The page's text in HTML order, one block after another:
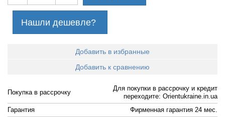
Нашли дешевле?
Добавить в избранные
Добавить к сравнению
Покупка в рассрочку
Для покупки в рассрочку и кредит
переходите: Orientukraine.in.ua
Гарантия
Фирменная гарантия 24 мес.